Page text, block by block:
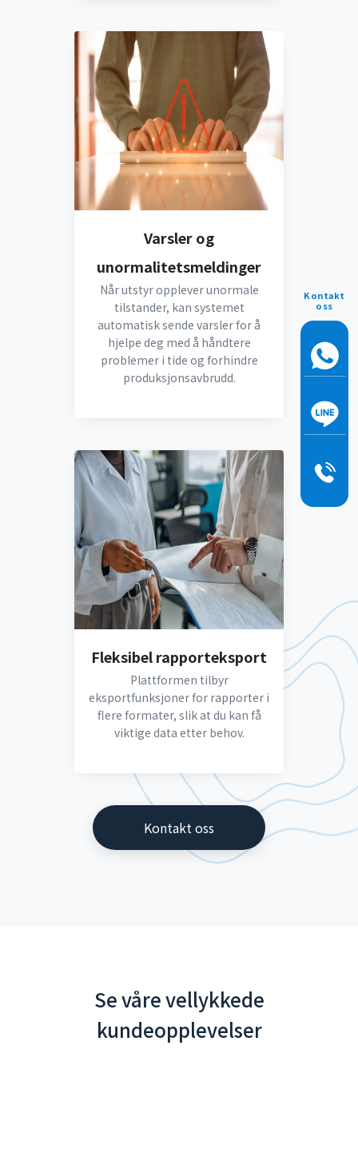
Varsler og
unormalitetsmeldinger
Når utstyr opplever unormale
tilstander, kan systemet
automatisk sende varsler for å
hjelpe deg med å håndtere
problemer i tide og forhindre
produksjonsavbrudd.
Fleksibel rapporteksport
Plattformen tilbyr
eksportfunksjoner for rapporter i
flere formater, slik at du kan få
viktige data etter behov.
Kontakt oss
Se våre vellykkede
kundeopplevelser
Kontakt
oss